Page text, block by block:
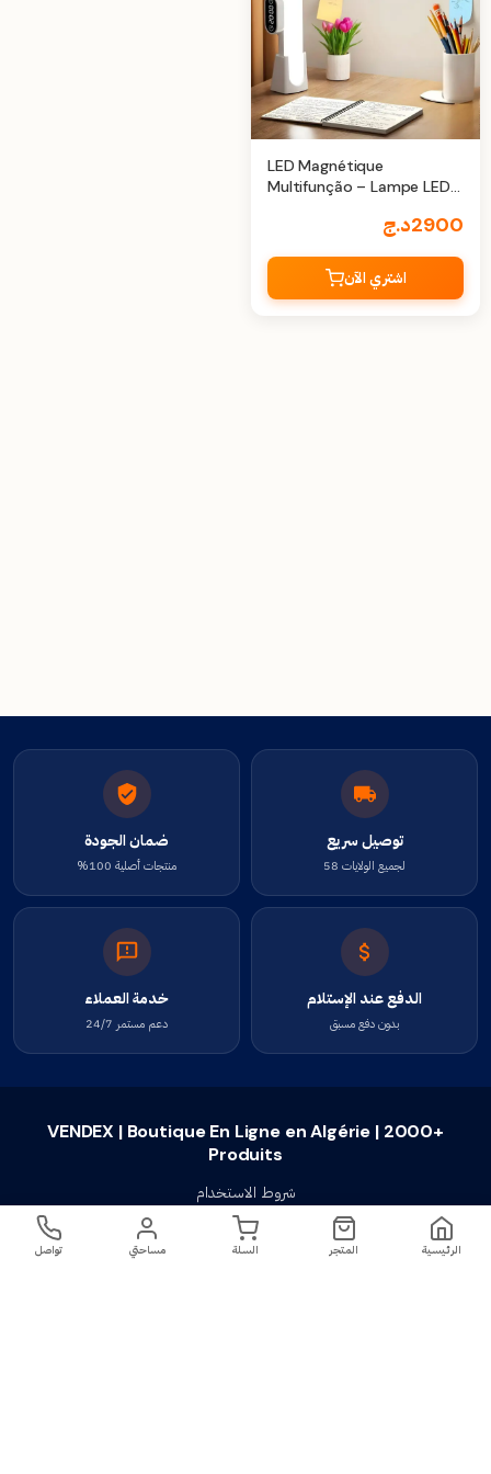
LED Magnétique
Multifunção – Lampe LED
2900د.ج
اشتري الآن
توصيل سريع
لجميع الولايات 58
ضمان الجودة
منتجات أصلية 100%
الدفع عند الإستلام
بدون دفع مسبق
خدمة العملاء
دعم مستمر 24/7
VENDEX | Boutique En Ligne en Algérie | 2000+
Produits
شروط الاستخدام
سياسة الخصوصية
سياسة الإستبدال والإسترجاع
الرئيسية المتجر السلة مساحتي تواصل